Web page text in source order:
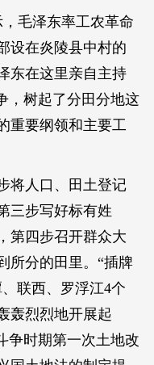
毛泽东率工农革命
设在炎陵县中村的
东在这里亲自主持
，树起了分田分地这
重要纲领和主要工
将人口、田土登记
三步写好标有姓
第四步召开群众大
所分的田里。“插牌
联西、罗浮江4个
轰烈烈地开展起
争时期第一次土地改